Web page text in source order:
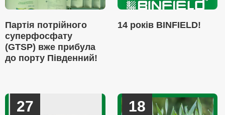
Партія потрійного
суперфосфату
(GTSP) вже прибула
до порту Південний!
14 років BINFIELD!
27 18